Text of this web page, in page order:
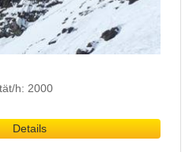
h: 2000
Details